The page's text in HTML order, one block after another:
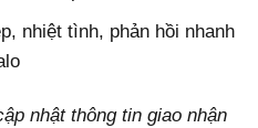
nhiệt tình, phản hồi nhanh
nhật thông tin giao nhận